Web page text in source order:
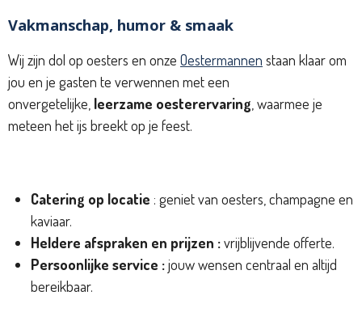
Vakmanschap, humor & smaak
Wij zijn dol op oesters en onze Oestermannen staan klaar om
jou en je gasten te verwennen met een
onvergetelijke, leerzame oesterervaring , waarmee je
meteen het ijs breekt op je feest.
Catering op locatie : geniet van oesters, champagne en
kaviaar.
Heldere afspraken en prijzen :vrijblijvende offerte.
Persoonlijke service :jouw wensen centraal en altijd
bereikbaar.